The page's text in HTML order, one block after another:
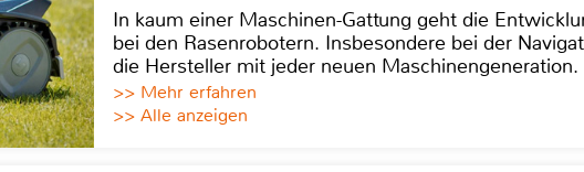
In kaum einer Maschinen-Gattung geht die
bei den Rasenrobotern. Insbesondere bei der
die Hersteller mit jeder neuen Maschinengeneration.
>> Mehr erfahren
>> Alle anzeigen